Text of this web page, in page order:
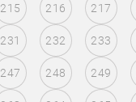
215 216 217
231 232 233
247 248 249